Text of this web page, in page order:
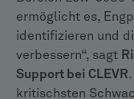
ermöglicht es,
identifizieren und
verbessern“, sagt
Support bei CLEVR
kritischsten